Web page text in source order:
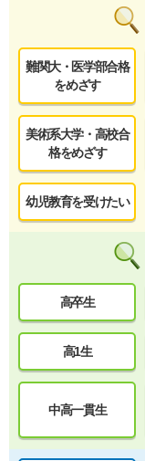
難関大・医学部合格
をめざす
美術系大学・高校合
格をめざす
幼児教育を受けたい
高卒生
高1生
中高一貫生